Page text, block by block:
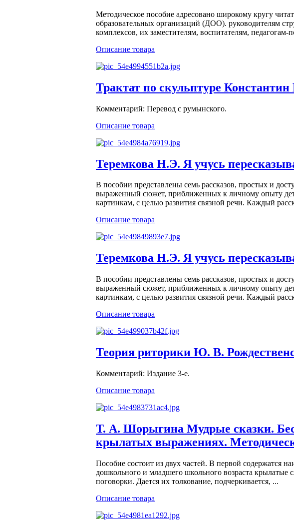
Методическое пособие адресовано широкому кругу
образовательных организаций (ДОО). руководителям
комплексов, их заместителям, воспитателям,
Описание товара
Трактат по скульптуре Константин
Комментарий: Перевод с румынского.
Описание товара
Теремкова Н.Э. Я учусь
В пособии представлены семь рассказов, простых и
выраженный сюжет, приближенных к личному опыту
картинкам, с целью развития связной речи. Каждый
Описание товара
Теремкова Н.Э. Я учусь
В пособии представлены семь рассказов, простых и
выраженный сюжет, приближенных к личному опыту
картинкам, с целью развития связной речи. Каждый
Описание товара
Теория риторики Ю. В.
Комментарий: Издание 3-е.
Описание товара
Т. А. Шорыгина Мудрые сказки.
крылатых выражениях.
Пособие состоит из двух частей. В первой содержатся
дошкольного и младшего школьного возраста
поговорки. Дается их толкование, подчеркивается, ...
Описание товара